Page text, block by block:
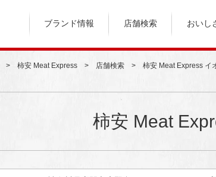
ブランド情報 店舗検索 おいし
柿安 Meat Express 店舗検索 柿安 Meat Express イ
柿安 Meat